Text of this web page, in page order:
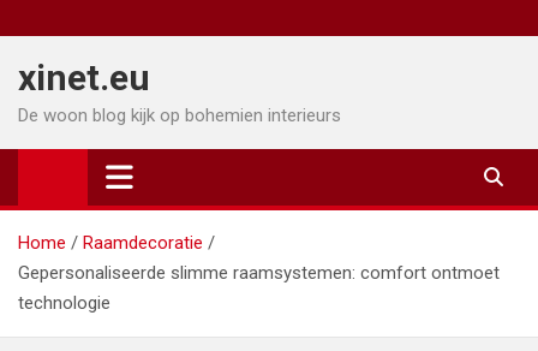
naar
inhoud
xinet.eu
De woon blog kijk op bohemien interieurs
Home
Raamdecoratie
Gepersonaliseerde slimme raamsystemen: comfort ontmoet
technologie